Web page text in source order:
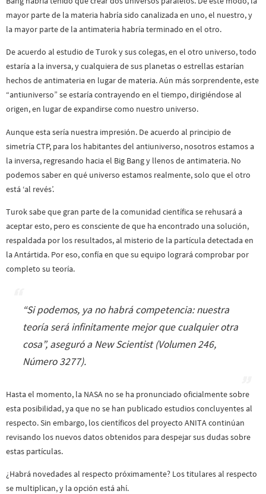
mayor parte de la materia habría sido canalizada en uno, el nuestro, y
la mayor parte de la antimateria habría terminado en el otro.
De acuerdo al estudio de Turok y sus colegas, en el otro universo, todo
estaría a la inversa, y cualquiera de sus planetas o estrellas estarían
hechos de antimateria en lugar de materia. Aún más sorprendente, este
“antiuniverso” se estaría contrayendo en el tiempo, dirigiéndose al
origen, en lugar de expandirse como nuestro universo.
Aunque esta sería nuestra impresión. De acuerdo al principio de
simetría CTP, para los habitantes del antiuniverso, nosotros estamos a
la inversa, regresando hacia el Big Bang y llenos de antimateria. No
podemos saber en qué universo estamos realmente, solo que el otro
está ‘al revés’.
Turok sabe que gran parte de la comunidad científica se rehusará a
aceptar esto, pero es consciente de que ha encontrado una solución,
respaldada por los resultados, al misterio de la partícula detectada en
la Antártida. Por eso, confía en que su equipo logrará comprobar por
completo su teoría.
“Si podemos, ya no habrá competencia: nuestra
teoría será infinitamente mejor que cualquier otra
cosa”, aseguró a New Scientist (Volumen 246,
Número 3277).
Hasta el momento, la NASA no se ha pronunciado oficialmente sobre
esta posibilidad, ya que no se han publicado estudios concluyentes al
respecto. Sin embargo, los científicos del proyecto ANITA continúan
revisando los nuevos datos obtenidos para despejar sus dudas sobre
estas partículas.
¿Habrá novedades al respecto próximamente? Los titulares al respecto
se multiplican, y la opción está ahí.